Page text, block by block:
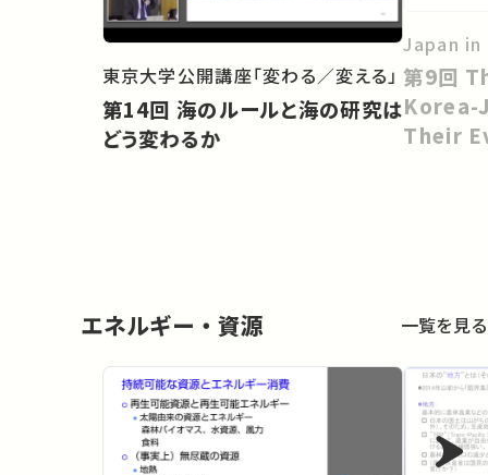
東京大学公開講座「変わる／変える」
第14回 海のルールと海の研究は
どう変わるか
Japan
第9回 The Structure of
Korea-
Their
エネルギー・資源 一覧を見る